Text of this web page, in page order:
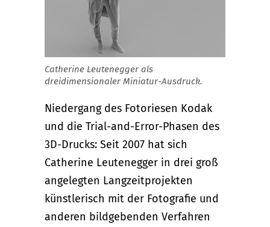
Catherine Leutenegger als
dreidimensionaler Miniatur-Ausdruck.
Niedergang des Fotoriesen Kodak
und die Trial-and-Error-Phasen des
3D-Drucks: Seit 2007 hat sich
Catherine Leutenegger in drei groß
angelegten Langzeitprojekten
künstlerisch mit der Fotografie und
anderen bildgebenden Verfahren